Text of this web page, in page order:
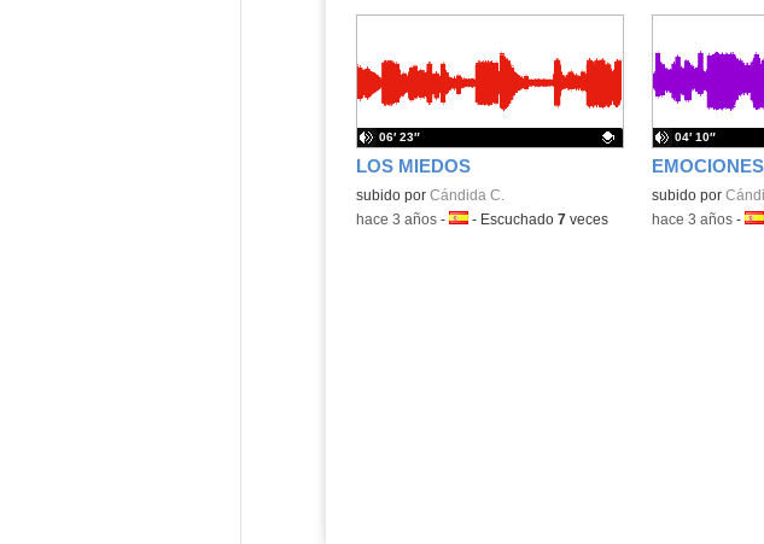
LOS MIEDOS
Contenido educativo.
subido por Cándida C.
06′ 23″
-hace 3 años- Idioma:
- Escuchado 7veces
Contenido
subido por
04′ 10″
-hace 3 años-